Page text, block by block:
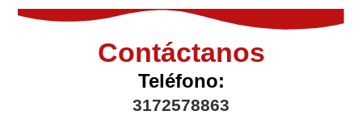
Contáctanos
Teléfono:
3172578863